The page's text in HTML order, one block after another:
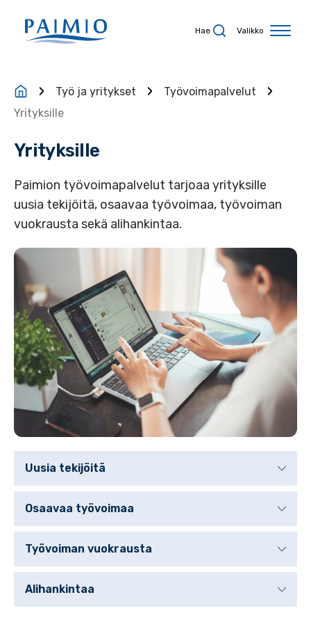
Hae Valikko
Työ ja yritykset
Työvoimapalvelut
Yrityksille
Yrityksille
Paimion työvoimapalvelut tarjoaa yrityksille
uusia tekijöitä, osaavaa työvoimaa, työvoiman
vuokrausta sekä alihankintaa.
Uusia tekijöitä
Osaavaa työvoimaa
Työvoiman vuokrausta
Alihankintaa